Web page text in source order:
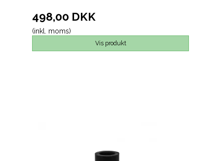
498,00 DKK
(inkl. moms)
Vis produkt